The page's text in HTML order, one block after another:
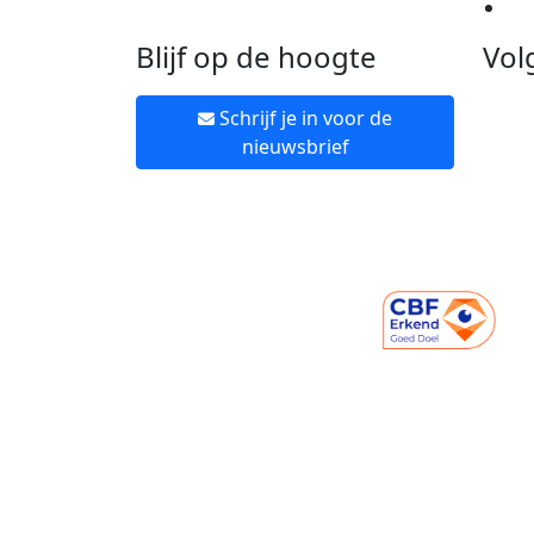
Blijf op de hoogte
Schrijf je in voor de
nieuwsbrief